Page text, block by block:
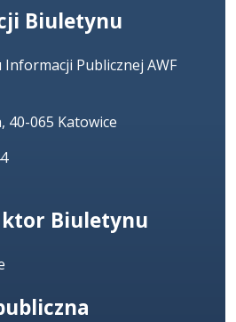
Biuletynu
Publicznej AWF
40-065 Katowice
Biuletynu